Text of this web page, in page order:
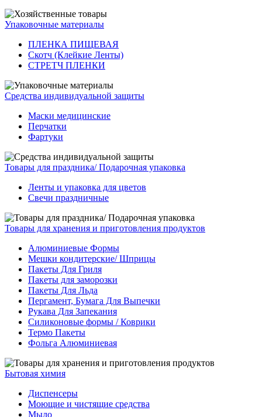
Упаковочные материалы
ПЛЕНКА ПИЩЕВАЯ
Скотч (Клейкие Ленты)
СТРЕТЧ ПЛЕНКИ
Средства индивидуальной защиты
Маски медицинские
Перчатки
Фартуки
Товары для праздника/ Подарочная упаковка
Ленты и упаковка для цветов
Свечи праздничные
Товары для хранения и приготовления продуктов
Алюминиевые Формы
Мешки кондитерские/ Шприцы
Пакеты Для Гриля
Пакеты для заморозки
Пакеты Для Льда
Пергамент, Бумага Для Выпечки
Рукава Для Запекания
Силиконовые формы / Коврики
Термо Пакеты
Фольга Алюминиевая
Бытовая химия
Диспенсеры
Моющие и чистящие средства
Мыло